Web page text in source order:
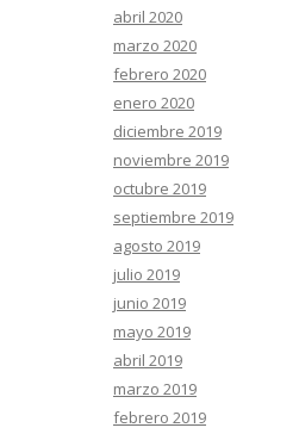
abril 2020
marzo 2020
febrero 2020
enero 2020
diciembre 2019
noviembre 2019
octubre 2019
septiembre 2019
agosto 2019
julio 2019
junio 2019
mayo 2019
abril 2019
marzo 2019
febrero 2019